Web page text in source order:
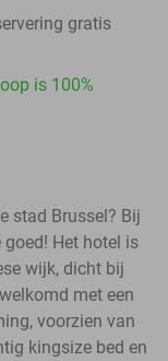
gratis
is 100%
stad Brussel? Bij
goed! Het hotel is
wijk, dicht bij
met een
voorzien van
kingsize bed en